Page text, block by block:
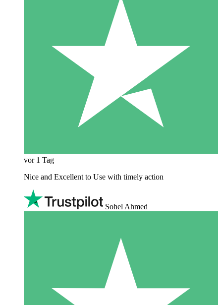
vor 1 Tag
Nice and Excellent to Use with timely action
Sohel Ahmed